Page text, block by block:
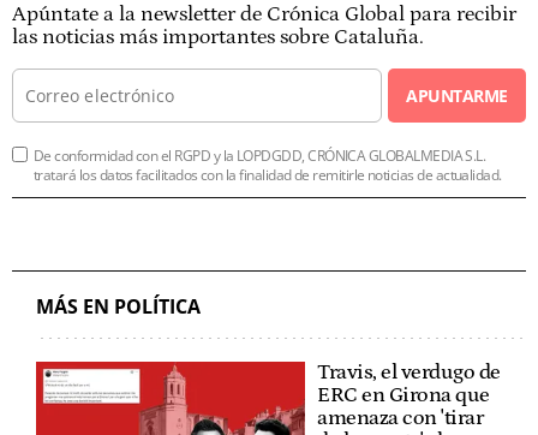
Apúntate a la newsletter de Crónica Global para recibir
las noticias más importantes sobre Cataluña.
APUNTARME
De conformidad con el RGPD y la LOPDGDD, CRÓNICA GLOBALMEDIA S.L.
tratará los datos facilitados con la finalidad de remitirle noticias de actualidad.
MÁS EN POLÍTICA
Travis, el verdugo de
ERC en Girona que
amenaza con 'tirar